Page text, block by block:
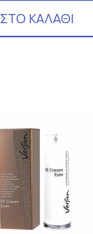
ΣΤΟ ΚΑΛΑΘΙ